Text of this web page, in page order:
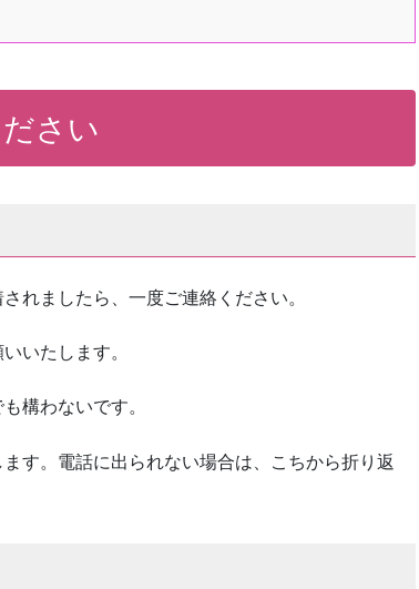
さい
れましたら、一度ご連絡ください。
いたします。
構わないです。
す。電話に出られない場合は、こちから折り返